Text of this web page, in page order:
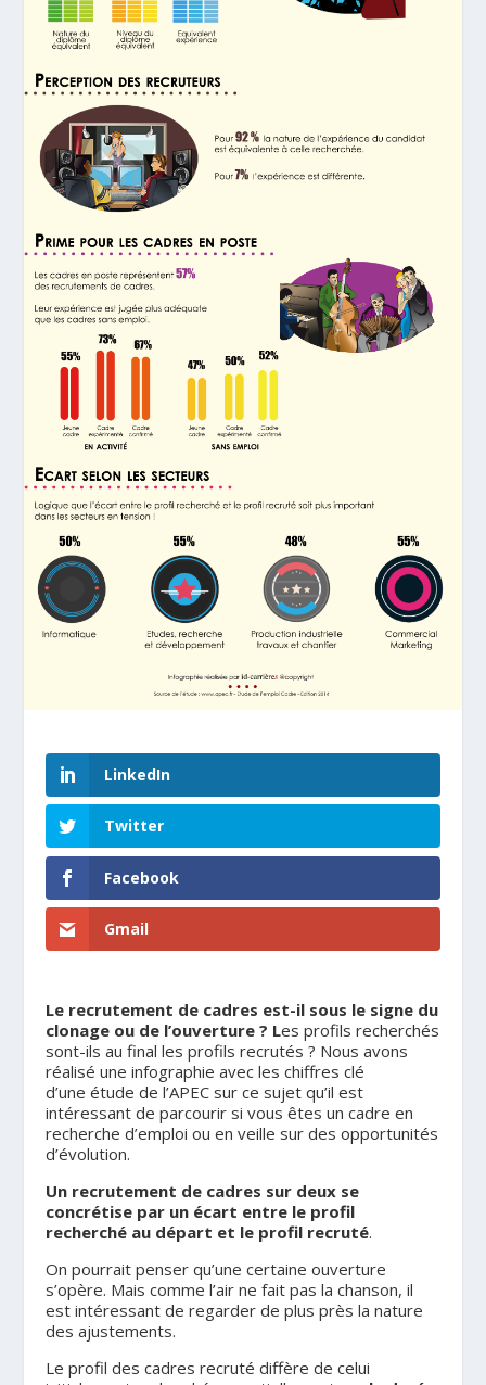
LinkedIn
Twitter
Facebook
Gmail
Le recrutement de cadres est-il sous le signe du
clonage ou de l’ouverture ? Les profils recherchés
sont-ils au final les profils recrutés ? Nous avons
réalisé une infographie avec les chiffres clé
d’une étude de l’APEC sur ce sujet qu’il est
intéressant de parcourir si vous êtes un cadre en
recherche d’emploi ou en veille sur des opportunités
d’évolution.
Un recrutement de cadres sur deux se
concrétise par un écart entre le profil
recherché au départ et le profil recruté.
On pourrait penser qu’une certaine ouverture
s’opère. Mais comme l’air ne fait pas la chanson, il
est intéressant de regarder de plus près la nature
des ajustements.
Le profil des cadres recruté diffère de celui